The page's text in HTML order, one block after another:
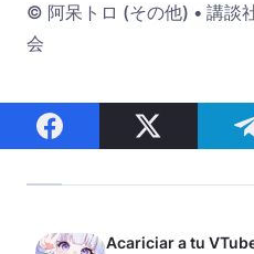
© 阿呆トロ (その他) • 講談
会
Acariciar a tu